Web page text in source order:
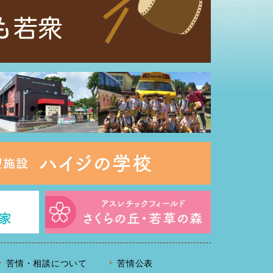
苦情・相談について 苦情公表